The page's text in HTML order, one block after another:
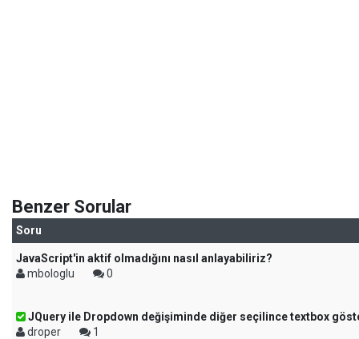
Benzer Sorular
Soru
JavaScript'in aktif olmadığını nasıl anlayabiliriz?
mbologlu
0
JQuery ile Dropdown değişiminde diğer seçilince textbox
droper
1